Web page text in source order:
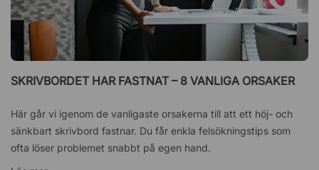
SKRIVBORDET HAR FASTNAT – 8 VANLIGA ORSAKER
Här går vi igenom de vanligaste orsakerna till att ett höj- och
sänkbart skrivbord fastnar. Du får enkla felsökningstips som
ofta löser problemet snabbt på egen hand.